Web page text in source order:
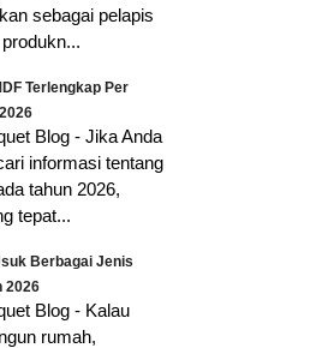
sebagai pelapis
Terlengkap Per
Blog - Jika Anda
informasi tentang
tahun 2026,
tepat...
Berbagai Jenis
2026
Blog - Kalau
rumah,